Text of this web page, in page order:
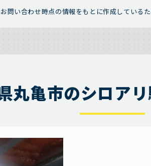
問い合わせ時点の情報をもとに作成している
丸亀市のシロア